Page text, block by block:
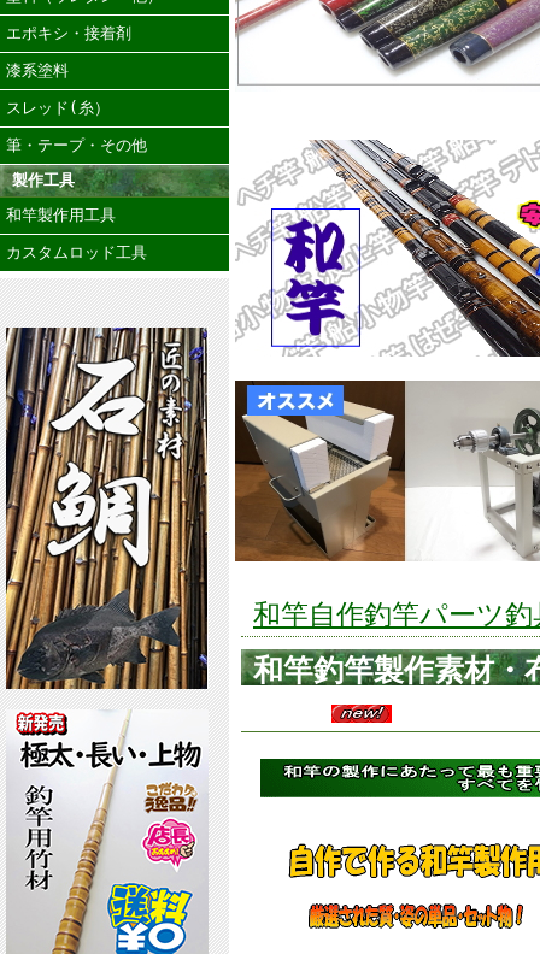
エポキシ・接着剤
漆系塗料
スレッド(糸）
筆・テープ・その他
製作工具
和竿製作用工具
カスタムロッド工具
和竿自作釣竿パーツ釣
和竿釣竿製作素材・